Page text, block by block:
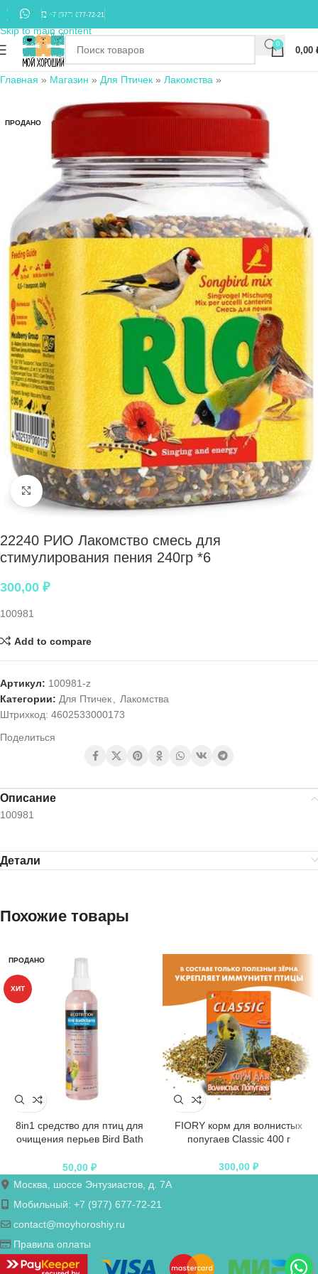
Skip to navigation
Skip to main content
+7 (977) 677-72-21
0
0,00
Главная » Магазин » Для Птичек » Лакомства »
ПРОДАНО
Нажмите, чтобы увеличить
22240 РИО Лакомство смесь для
стимулирования пения 240гр *6
300,00 ₽
100981
Add to compare
Артикул: 100981-z
Категории: Для Птичек
Лакомства
Штрихкод: 4602533000173
Поделиться
Описание
100981
Детали
Похожие товары
ПРОДАНО
ХИТ
8in1 средство для птиц для
очищения перьев Bird Bath
50,00 ₽
FIORY корм для волнистых
попугаев Classic 400 г
300,00 ₽
Москва, шоссе Энтузиастов, д. 7А
Мобильный: +7 (977) 677-72-21
contact@moyhoroshiy.ru
Правила оплаты